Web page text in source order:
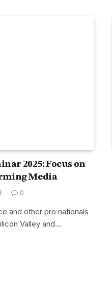
2025: Focus on
Media
0
and other pro nationals
Valley and…